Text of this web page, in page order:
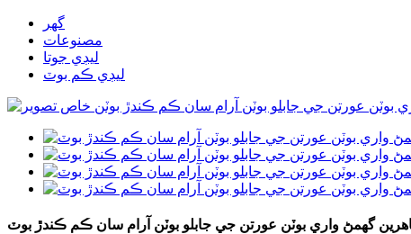
گهر
مصنوعات
ليڊي جوتا
ليڊي ڪم بوٽ
گھمڻ واري بوٽن عورتن جي جابلو بوٽن آرام سان ڪم ڪندڙ بوٽ